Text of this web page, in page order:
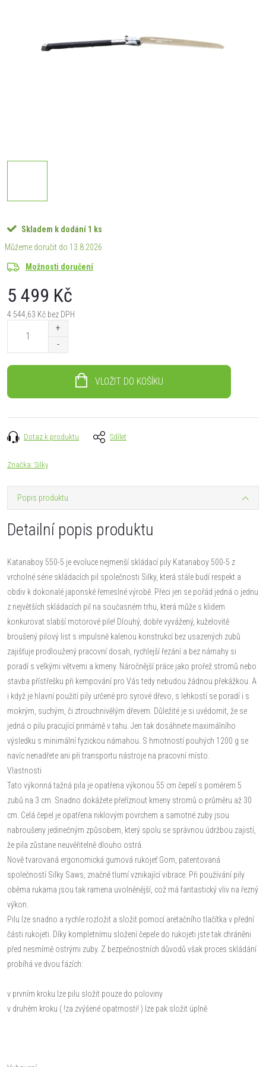
Skladem k dodání 1 ks
13.8.2026
Možnosti doručení
5 499 Kč
4 544,63 Kč bez DPH
VLOŽIT DO KOŠÍKU
Dotaz k produktu Sdílet
Značka: Silky
Popis produktu
Detailní popis produktu
Katanaboy 550-5 je evoluce nejmenší skládací pily Katanaboy 500-5 z
vrcholné série skládacích pil společnosti Silky, která stále budí respekt a
obdiv k dokonalé japonské řemeslné výrobě. Přeci jen se pořád jedná o jednu
z největších skládacích pil na současném trhu, která může s klidem
konkurovat slabší motorové pile! Dlouhý, dobře vyvážený, kuželovitě
broušený pilový list s impulsně kalenou konstrukcí bez usazených zubů
zajišťuje prodloužený pracovní dosah, rychlejší řezání a bez námahy si
poradí s velkými větvemi a kmeny. Náročnější práce jako prořež stromů nebo
stavba přístřešku při kempování pro Vás tedy nebudou žádnou překážkou. A
i když je hlavní použití pily určené pro syrové dřevo, s lehkostí se poradí i s
mokrým, suchým, či ztrouchnivělým dřevem. Důležité je si uvědomit, že se
jedná o pilu pracující primárně v tahu. Jen tak dosáhnete maximálního
výsledku s minimální fyzickou námahou. S hmotností pouhých 1200 g se
navíc nenadřete ani při transportu nástroje na pracovní místo.
Vlastnosti
Tato výkonná tažná pila je opatřena výkonou 55 cm čepelí s poměrem 5
zubů na 3 cm. Snadno dokážete přeříznout kmeny stromů o průměru až 30
cm. Celá čepel je opatřena niklovým povrchem a samotné zuby jsou
nabroušeny jedinečným způsobem, který spolu se správnou údržbou zajistí,
že pila zůstane neuvěřitelně dlouho ostrá.
Nově tvarovaná ergonomická gumová rukojeť Gom, patentovaná
společností Silky Saws, značně tlumí vznikající vibrace. Při používání pily
oběma rukama jsou tak ramena uvolněnější, což má fantastický vliv na řezný
výkon.
Pilu lze snadno a rychle rozložit a složit pomocí aretačního tlačítka v přední
části rukojeti. Díky kompletnímu složení čepele do rukojeti jste tak chráněni
před nesmírně ostrými zuby. Z bezpečnostních důvodů však proces skládání
probíhá ve dvou fázích:
v prvním kroku lze pilu složit pouze do poloviny
v druhém kroku ( !za zvýšené opatrnosti! ) lze pak složit úplně